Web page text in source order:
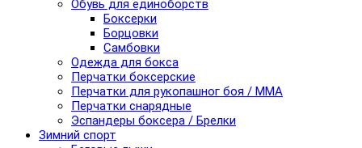
Обувь для единоборств
Боксерки
Борцовки
Самбовки
Одежда для бокса
Перчатки боксерские
Перчатки для рукопашног боя / ММА
Перчатки снарядные
Эспандеры боксера / Брелки
Зимний спорт